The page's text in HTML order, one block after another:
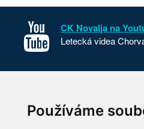
Používáme
CK Novalja na
Letecká videa
O